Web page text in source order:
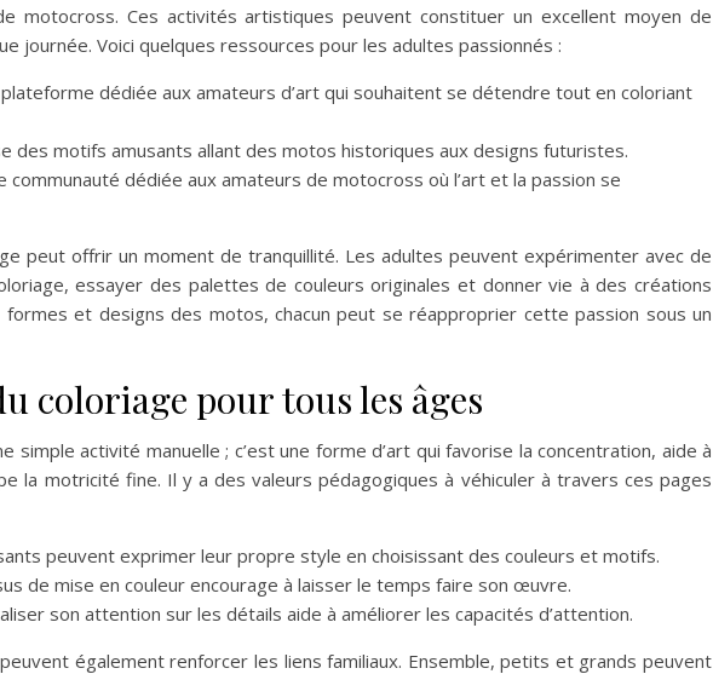
motocross. Ces activités artistiques peuvent constituer un excellent moyen de
journée. Voici quelques ressources pour les adultes passionnés :
dédiée aux amateurs d’art qui souhaitent se détendre tout en coloriant
des motifs amusants allant des motos historiques aux designs futuristes.
communauté dédiée aux amateurs de motocross où l’art et la passion se
peut offrir un moment de tranquillité. Les adultes peuvent expérimenter avec de
essayer des palettes de couleurs originales et donner vie à des créations
formes et designs des motos, chacun peut se réapproprier cette passion sous un
coloriage pour tous les âges
simple activité manuelle ; c’est une forme d’art qui favorise la concentration, aide à
la motricité fine. Il y a des valeurs pédagogiques à véhiculer à travers ces pages
peuvent exprimer leur propre style en choisissant des couleurs et motifs.
de mise en couleur encourage à laisser le temps faire son œuvre.
son attention sur les détails aide à améliorer les capacités d’attention.
également renforcer les liens familiaux. Ensemble, petits et grands peuvent